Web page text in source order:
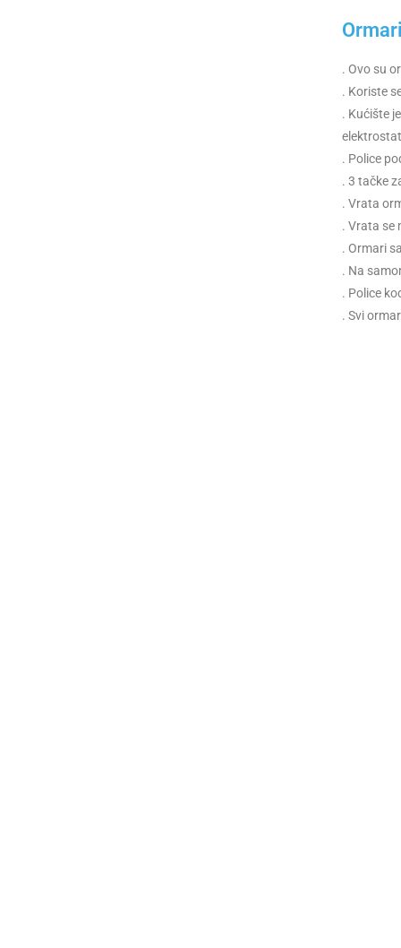
. Ovo su
. Koriste
. Kućište
. Police
. 3 tačke
. Vrata
. Vrata se
. Ormari
. Na
. Police
. Svi